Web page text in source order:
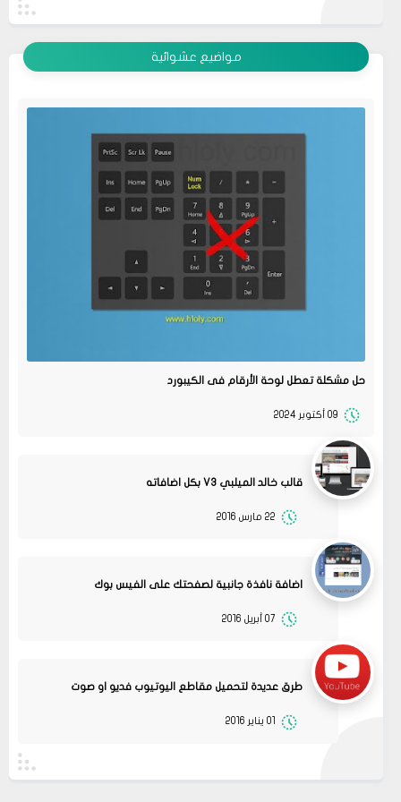
مواضيع عشوائية
حل مشكلة تعطل لوحة الأرقام فى الكيبورد
09 أكتوبر 2024
قالب خالد الميلبي V3 بكل اضافاته
22 مارس 2016
اضافة نافذة جانبية لصفحتك على الفيس بوك
07 أبريل 2016
طرق عديدة لتحميل مقاطع اليوتيوب فديو او صوت
01 يناير 2016
11 2022
مشاركة
08
جرب الطريقتين ممكن تحل المشكله
حلولي